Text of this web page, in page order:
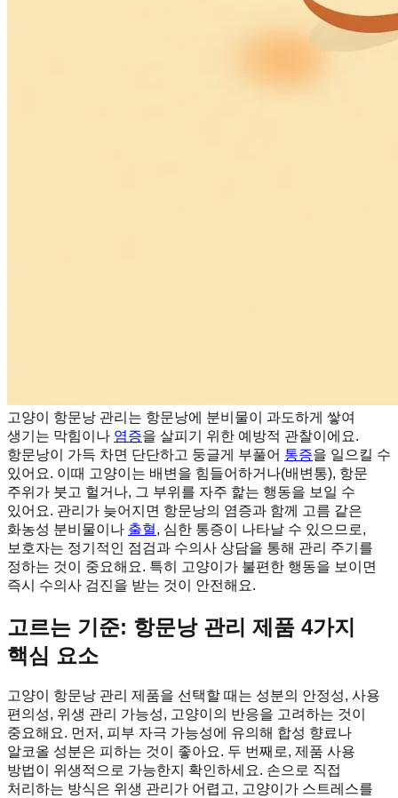
고양이 항문낭 관리는 항문낭에 분비물이 과도하게 쌓여
생기는 막힘이나 염증을 살피기 위한 예방적 관찰이에요.
항문낭이 가득 차면 단단하고 둥글게 부풀어 통증을 일으킬 수
있어요. 이때 고양이는 배변을 힘들어하거나(배변통), 항문
주위가 붓고 헐거나, 그 부위를 자주 핥는 행동을 보일 수
있어요. 관리가 늦어지면 항문낭의 염증과 함께 고름 같은
화농성 분비물이나 출혈, 심한 통증이 나타날 수 있으므로,
보호자는 정기적인 점검과 수의사 상담을 통해 관리 주기를
정하는 것이 중요해요. 특히 고양이가 불편한 행동을 보이면
즉시 수의사 검진을 받는 것이 안전해요.
고르는 기준: 항문낭 관리 제품 4가지
핵심 요소
고양이 항문낭 관리 제품을 선택할 때는 성분의 안정성, 사용
편의성, 위생 관리 가능성, 고양이의 반응을 고려하는 것이
중요해요. 먼저, 피부 자극 가능성에 유의해 합성 향료나
알코올 성분은 피하는 것이 좋아요. 두 번째로, 제품 사용
방법이 위생적으로 가능한지 확인하세요. 손으로 직접
처리하는 방식은 위생 관리가 어렵고, 고양이가 스트레스를